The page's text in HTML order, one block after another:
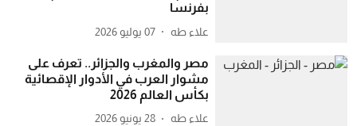
بفرنسا
علاء طه 07 يوليو 2026
مصر والمغرب والجزائر.. تعرف على
مشوار العرب في الأدوار الإقصائية
بكأس العالم 2026
علاء طه 28 يونيو 2026